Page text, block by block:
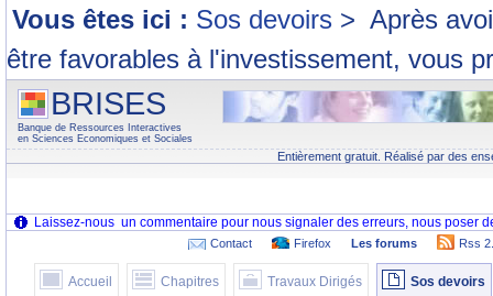
Vous êtes ici : Sos devoirs > Après
être favorables à l'investissement, vous
BRISES
Banque de Ressources Interactives
en Sciences Economiques et Sociales
Entièrement gratuit. Réalisé par des
Contact Firefox Les forums Rss
Accueil Chapitres Travaux Dirigés Sos devoirs